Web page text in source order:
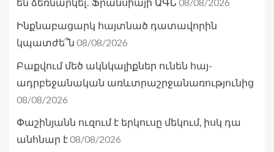
են ձեռնարկել․ Ֆրանսիայի ԱԳՆ
Ինքնաբացարկ հայտնած դատավորին
կպատժե՞ն 08/08/2026
Բաքվում մեծ ակնկալիքներ ունեն հայ-
ադրբեջանական առևտրաշրջանառությունից
08/08/2026
Փաշինյանն ուզում է երկուսը մեկում, իսկ դա
անհնար է08/08/2026